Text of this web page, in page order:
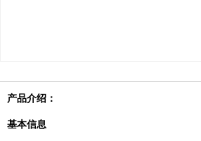
产品介绍：
基本信息